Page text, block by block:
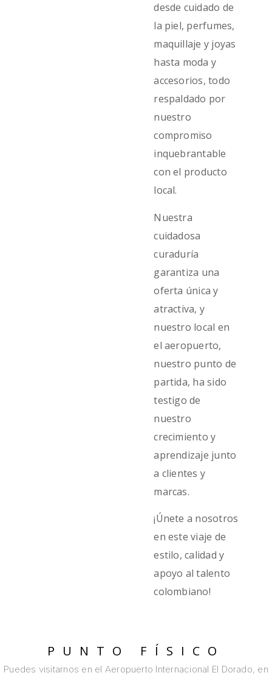
desde cuidado de
la piel, perfumes,
maquillaje y joyas
hasta moda y
accesorios, todo
respaldado por
nuestro
compromiso
inquebrantable
con el producto
local.
Nuestra
cuidadosa
curaduría
garantiza una
oferta única y
atractiva, y
nuestro local en
el aeropuerto,
nuestro punto de
partida, ha sido
testigo de
nuestro
crecimiento y
aprendizaje junto
a clientes y
marcas.
¡Únete a nosotros
en este viaje de
estilo, calidad y
apoyo al talento
colombiano!
PUNTO FÍSICO
Puedes visitarnos en el Aeropuerto Internacional El Dorado, en